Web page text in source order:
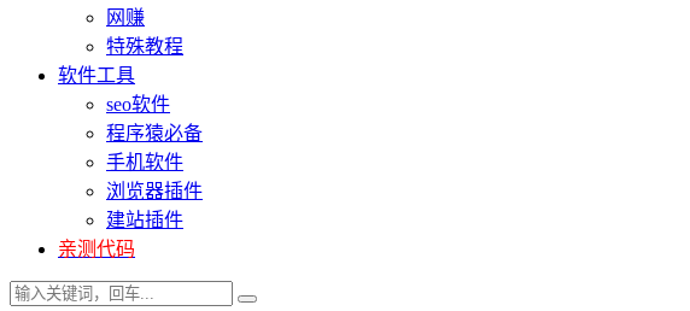
网赚
特殊教程
软件工具
seo软件
程序猿必备
手机软件
浏览器插件
建站插件
亲测代码